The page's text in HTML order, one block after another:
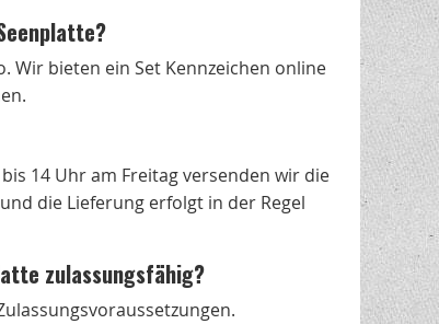
Wir bieten ein Set Kennzeichen online
14 Uhr am Freitag versenden wir die
die Lieferung erfolgt in der Regel
zulassungsfähig?